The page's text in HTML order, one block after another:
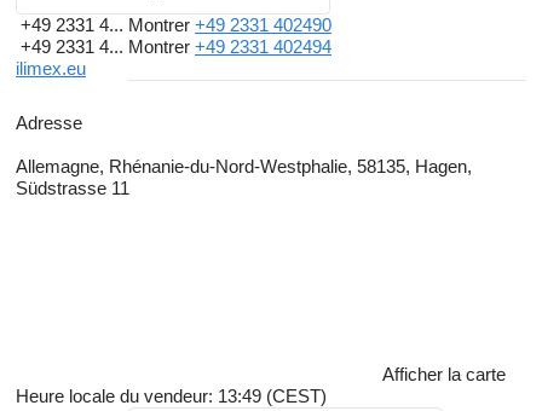
+49 2331 4... Montrer +49 2331 402490
+49 2331 4... Montrer +49 2331 402494
ilimex.eu
Adresse
Allemagne, Rhénanie-du-Nord-Westphalie, 58135, Hagen,
Südstrasse 11
Afficher la carte
Heure locale du vendeur: 13:49 (CEST)